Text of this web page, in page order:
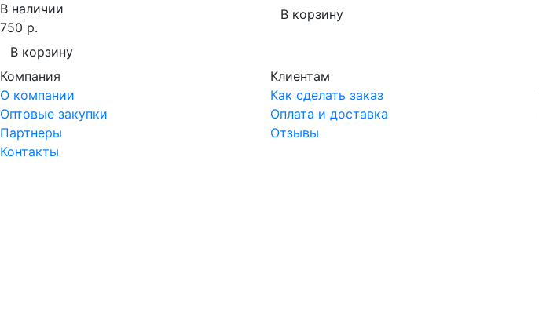
В наличии
750 р.
В корзину
В корзину
Компания
О компании
Оптовые закупки
Партнеры
Контакты
Клиентам
Как сделать заказ
Оплата и доставка
Отзывы